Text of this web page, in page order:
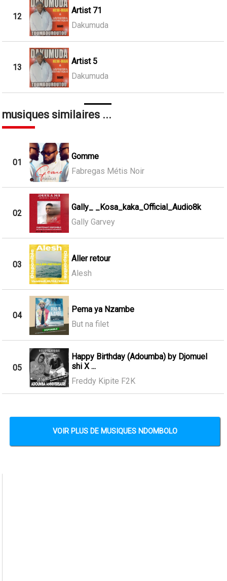
12
Artist 71
Dakumuda
13
Artist 5
Dakumuda
musiques similaires ...
01
Gomme
Fabregas Métis Noir
02
Gally_ _Kosa_kaka_Official_Audio8k
Gally Garvey
03
Aller retour
Alesh
04
Pema ya Nzambe
But na filet
05
Happy Birthday (Adoumba) by Djomuel
shi X ...
Freddy Kipite F2K
VOIR PLUS DE MUSIQUES NDOMBOLO